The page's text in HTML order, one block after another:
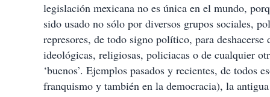
legislación mexicana no es única en el mundo,
sido usado no sólo por diversos grupos sociales,
represores, de todo signo político, para
ideológicas, religiosas, policiacas o de cualquier
‘buenos’. Ejemplos pasados y recientes, de
franquismo y también en la democracia), la